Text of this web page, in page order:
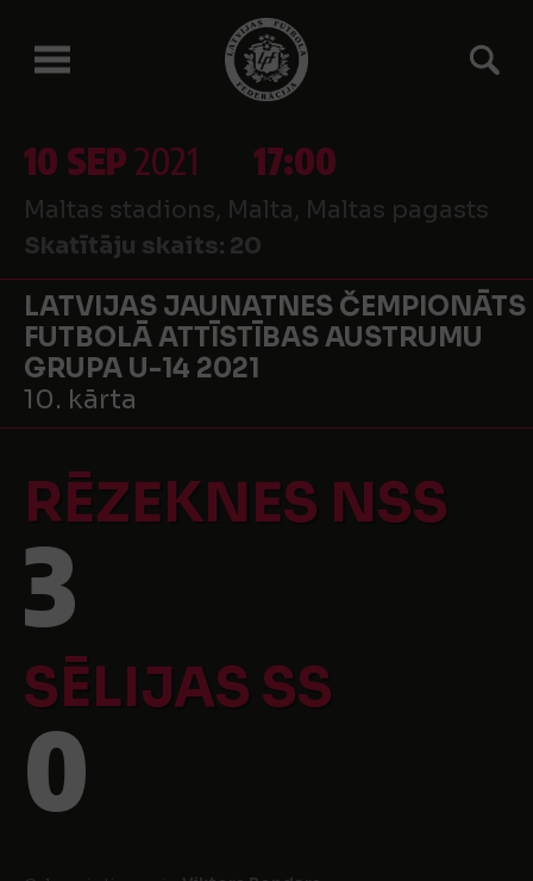
10 SEP2021 17:00
Maltas stadions, Malta, Maltas pagasts
Skatītāju skaits: 20
LATVIJAS JAUNATNES ČEMPIONĀTS
FUTBOLĀ ATTĪSTĪBAS AUSTRUMU
GRUPA U-14 2021
10. kārta
RĒZEKNES NSS
3
SĒLIJAS SS
0